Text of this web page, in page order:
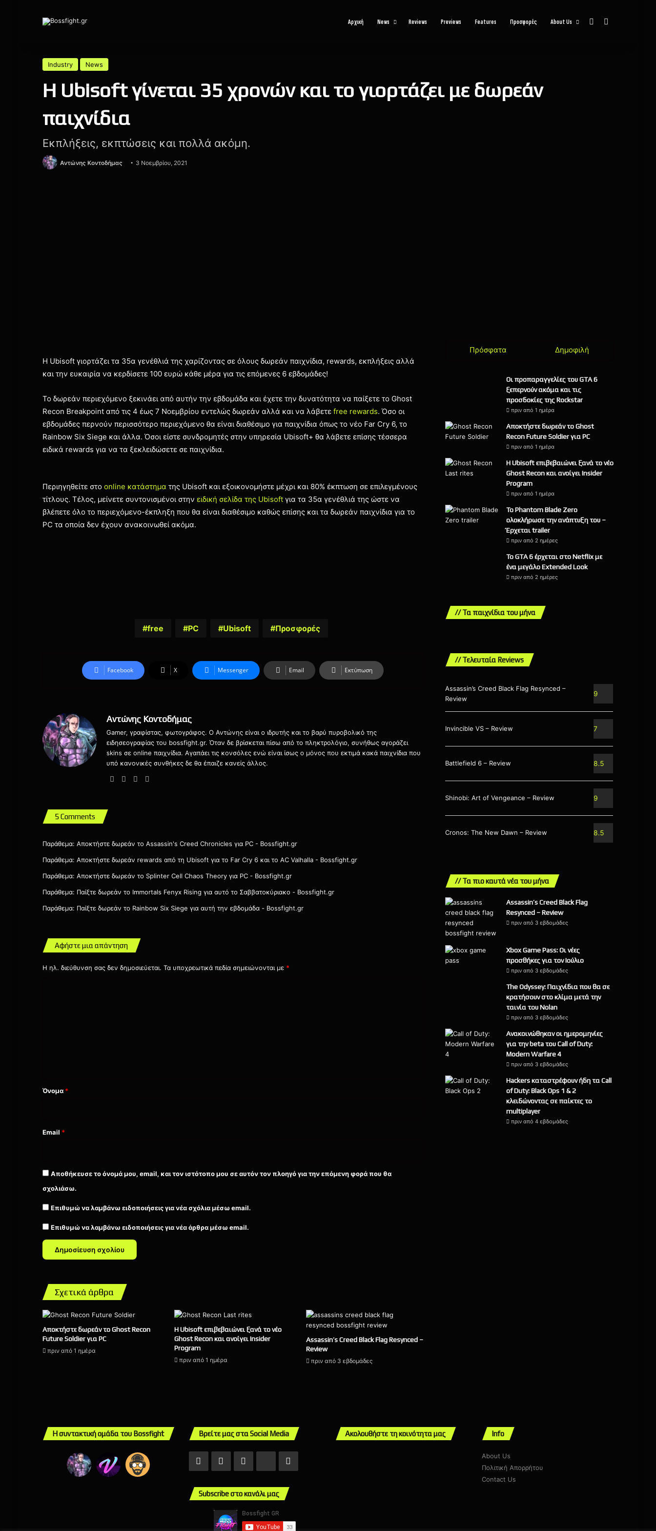
Αρχική News Reviews Previews Features Προσφορές About Us Sidebar
Industry News
Η Ubisoft γίνεται 35 χρονών και το γιορτάζει με δωρεάν
παιχνίδια
Εκπλήξεις, εκπτώσεις και πολλά ακόμη.
Αντώνης Κοντοδήμας 3 Νοεμβρίου, 2021
Η Ubisoft γιορτάζει τα 35α γενέθλιά της χαρίζοντας σε όλους δωρεάν παιχνίδια, rewards, εκπλήξεις αλλά
και την ευκαιρία να κερδίσετε 100 ευρώ κάθε μέρα για τις επόμενες 6 εβδομάδες!
Το δωρεάν περιεχόμενο ξεκινάει από αυτήν την εβδομάδα και έχετε την δυνατότητα να παίξετε το Ghost
Recon Breakpoint από τις 4 έως 7 Νοεμβρίου εντελώς δωρεάν αλλά και να λάβετε free rewards. Όσο οι
εβδομάδες περνούν περισσότερο περιεχόμενο θα είναι διαθέσιμο για παιχνίδια όπως το νέο Far Cry 6, το
Rainbow Six Siege και άλλα. Όσοι είστε συνδρομητές στην υπηρεσία Ubisoft+ θα λάβετε επίσης τέσσερα
ειδικά rewards για να τα ξεκλειδώσετε σε παιχνίδια.
Περιηγηθείτε στο online κατάστημα της Ubisoft και εξοικονομήστε μέχρι και 80% έκπτωση σε επιλεγμένους
τίτλους. Τέλος, μείνετε συντονισμένοι στην ειδική σελίδα της Ubisoftγια τα 35α γενέθλιά της ώστε να
βλέπετε όλο το περιεχόμενο-έκπληξη που θα είναι διαθέσιμο καθώς επίσης και τα δωρεάν παιχνίδια για το
PC τα οποία δεν έχουν ανακοινωθεί ακόμα.
free PC Ubisoft Προσφορές
Facebook X Messenger Email Εκτύπωση
Αντώνης Κοντοδήμας
Gamer, γραφίστας, φωτογράφος. Ο Αντώνης είναι ο ιδρυτής και το βαρύ πυροβολικό της
ειδησεογραφίας του bossfight.gr. Όταν δε βρίσκεται πίσω από το πληκτρολόγιο, συνήθως αγοράζει
skins σε online παιχνίδια. Αγαπάει τις κονσόλες ενώ είναι ίσως ο μόνος που εκτιμά κακά παιχνίδια που
υπό κανονικές συνθήκες δε θα έπαιζε κανείς άλλος.
WebsiteFacebook
X
5 Comments
Παράθεμα: Αποκτήστε δωρεάν το Assassin's Creed Chronicles για PC - Bossfight.gr
Παράθεμα: Αποκτήστε δωρεάν rewards από τη Ubisoft για το Far Cry 6 και το AC Valhalla - Bossfight.gr
Παράθεμα: Αποκτήστε δωρεάν το Splinter Cell Chaos Theory για PC - Bossfight.gr
Παράθεμα: Παίξτε δωρεάν το Immortals Fenyx Rising για αυτό το Σαββατοκύριακο - Bossfight.gr
Παράθεμα: Παίξτε δωρεάν το Rainbow Six Siege για αυτή την εβδομάδα - Bossfight.gr
Αφήστε μια απάντηση
Η ηλ. διεύθυνση σας δεν δημοσιεύεται. Τα υποχρεωτικά πεδία σημειώνονται με *
Όνομα *
Email *
Αποθήκευσε το όνομά μου, email, και τον ιστότοπο μου σε αυτόν τον πλοηγό για την επόμενη φορά που θα
σχολιάσω.
Επιθυμώ να λαμβάνω ειδοποιήσεις για νέα σχόλια μέσω email.
Επιθυμώ να λαμβάνω ειδοποιήσεις για νέα άρθρα μέσω email.
Σχετικά άρθρα
Αποκτήστε δωρεάν το Ghost Recon
Future Soldier για PC
πριν από 1 ημέρα
Η Ubisoft επιβεβαιώνει ξανά το νέο
Ghost Recon και ανοίγει Insider
Program
πριν από 1 ημέρα
Assassin’s Creed Black Flag Resynced –
Review
πριν από 3 εβδομάδες
Πρόσφατα Δημοφιλή
Οι προπαραγγελίες του GTA 6
ξεπερνούν ακόμα και τις
προσδοκίες της Rockstar
πριν από 1 ημέρα
Αποκτήστε δωρεάν το Ghost
Recon Future Soldier για PC
πριν από 1 ημέρα
Η Ubisoft επιβεβαιώνει ξανά το νέο
Ghost Recon και ανοίγει Insider
Program
πριν από 1 ημέρα
Το Phantom Blade Zero
ολοκλήρωσε την ανάπτυξη του –
Έρχεται trailer
πριν από 2 ημέρες
Το GTA 6 έρχεται στο Netflix με
ένα μεγάλο Extended Look
πριν από 2 ημέρες
// Τα παιχνίδια του μήνα
// Τελευταία Reviews
Assassin’s Creed Black Flag Resynced –
Review
9
Invincible VS – Review 7
Battlefield 6 – Review 8.5
Shinobi: Art of Vengeance – Review 9
Cronos: The New Dawn – Review 8.5
// Τα πιο καυτά νέα του μήνα
9
Assassin’s Creed Black Flag
Resynced – Review
πριν από 3 εβδομάδες
Xbox Game Pass: Οι νέες
προσθήκες για τον Ιούλιο
πριν από 3 εβδομάδες
The Odyssey: Παιχνίδια που θα σε
κρατήσουν στο κλίμα μετά την
ταινία του Nolan
πριν από 3 εβδομάδες
Ανακοινώθηκαν οι ημερομηνίες
για την beta του Call of Duty:
Modern Warfare 4
πριν από 3 εβδομάδες
Hackers καταστρέφουν ήδη τα Call
of Duty: Black Ops 1 & 2
κλειδώνοντας σε παίκτες το
multiplayer
πριν από 4 εβδομάδες
Η συντακτική ομάδα του Bossfight Βρείτε μας στα Social Media
Facebook InstagramTikTok
Subscribe στο κανάλι μας
Ακολουθήστε τη κοινότητα μας Info
About Us
Πολιτική Απορρήτου
Contact Us